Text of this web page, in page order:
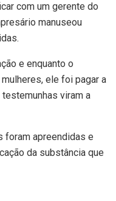
com um gerente do
manuseou
e enquanto o
ele foi pagar a
viram a
foram apreendidas e
da substância que